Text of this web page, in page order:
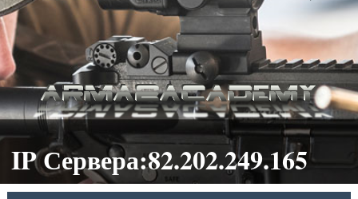
IP Сервера:82.202.249.165